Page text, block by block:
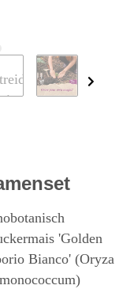
'Golden
Bianco' (Oryza